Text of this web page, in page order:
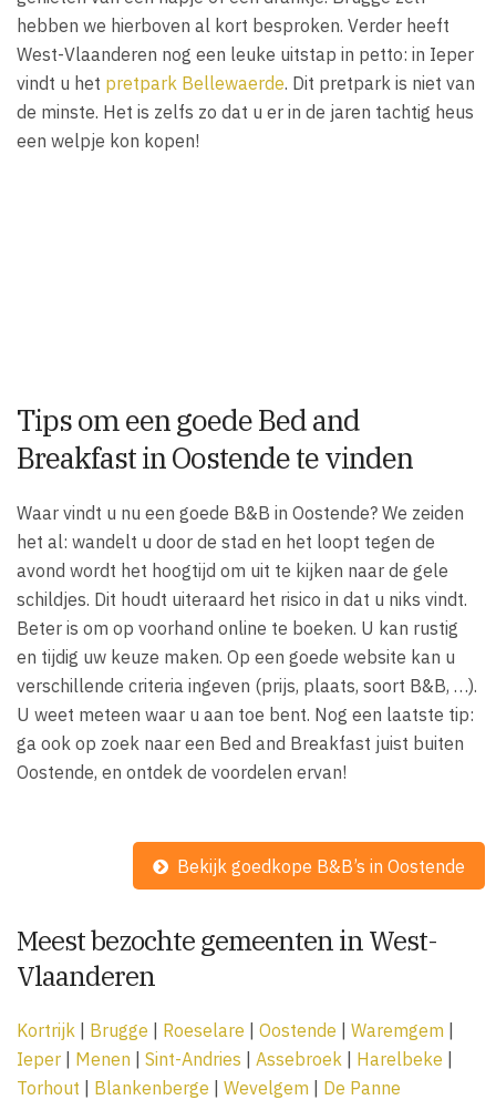
hebben we hierboven al kort besproken. Verder heeft
West-Vlaanderen nog een leuke uitstap in petto: in Ieper
vindt u het pretpark Bellewaerde. Dit pretpark is niet van
de minste. Het is zelfs zo dat u er in de jaren tachtig heus
een welpje kon kopen!
Tips om een goede Bed and
Breakfast in Oostende te vinden
Waar vindt u nu een goede B&B in Oostende? We zeiden
het al: wandelt u door de stad en het loopt tegen de
avond wordt het hoogtijd om uit te kijken naar de gele
schildjes. Dit houdt uiteraard het risico in dat u niks vindt.
Beter is om op voorhand online te boeken. U kan rustig
en tijdig uw keuze maken. Op een goede website kan u
verschillende criteria ingeven (prijs, plaats, soort B&B, …).
U weet meteen waar u aan toe bent. Nog een laatste tip:
ga ook op zoek naar een Bed and Breakfast juist buiten
Oostende, en ontdek de voordelen ervan!
Bekijk goedkope B&B’s in Oostende
Meest bezochte gemeenten in West-
Vlaanderen
Kortrijk | Brugge | Roeselare | Oostende | Waremgem |
Ieper | Menen | Sint-Andries | Assebroek | Harelbeke |
Torhout | Blankenberge | Wevelgem | De Panne